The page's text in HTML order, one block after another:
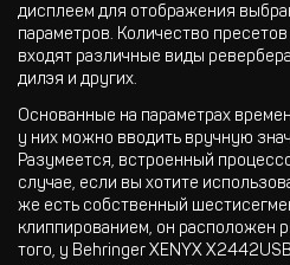
дисплеем для отображения
параметров. Количество
входят различные виды
дилэя и других.
Основанные на параметрах
у них можно вводить вручную
Разумеется, встроенный
случае, если вы хотите
же есть собственный
клиппированием, он расположен
того, у Behringer XENYX